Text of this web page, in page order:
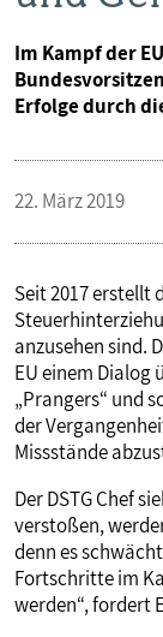
Im Kampf der
Erfolge durch
22. März 2019
Seit 2017 erstellt
anzusehen sind.
EU einem Dialog
„Prangers“ und
der
Missstände
Der DSTG Chef
verstoßen,
denn es
Fortschritte im
werden“, fordert